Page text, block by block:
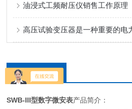
油浸式工频耐压仪销售工作原理
高压试验变压器是一种重要的电
详细介绍
SWB-III型数字微安表产品简介：